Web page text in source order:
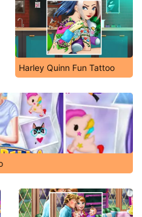
Harley Quinn Fun Tattoo